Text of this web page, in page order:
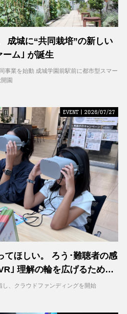
成城に“共同栽培”の新しい
ーム｣ が誕生
事業を始動 成城学園前駅前に都市型スマー
園
EVENT | 2026/07/27
てほしい。 ろう･難聴者の感
｣ 理解の輪を広げるため支
、クラウドファンディングを開始